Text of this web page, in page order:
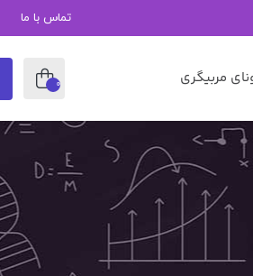
تماس با ما
مربیگری 0